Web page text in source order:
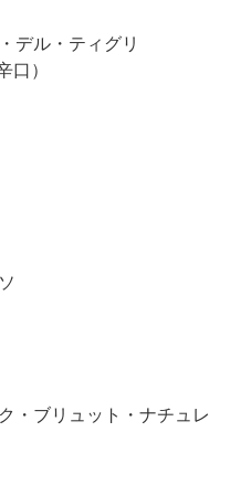
デル・ティグリ
口）
・ブリュット・ナチュレ